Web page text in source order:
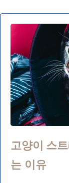
고양이 스
는 이유